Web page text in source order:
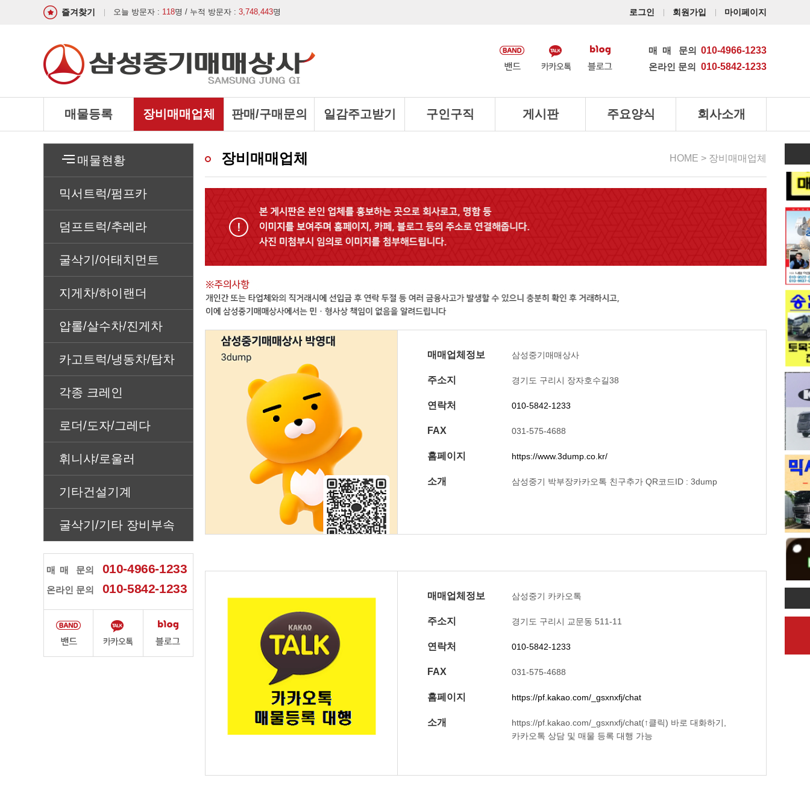
즐겨찾기 오늘 방문자 : 118명 / 누적 방문자 : 3,748,443명 로그인 회원가입 마이페이지
매매 문의 010-4966-1233
온라인 문의 010-5842-1233
매물등록 장비매매업체 판매/구매문의 일감주고받기 구인구직 게시판 주요양식 회사소개
매물현황
믹서트럭/펌프카
덤프트럭/추레라
굴삭기/어태치먼트
지게차/하이랜더
압롤/살수차/진게차
카고트럭/냉동차/탑차
각종 크레인
로더/도자/그레다
휘니샤/로울러
기타건설기계
굴삭기/기타 장비부속
매매 문의 010-4966-1233
온라인 문의 010-5842-1233
HOME > 장비매매업체
장비매매업체
매매업체정보 삼성중기매매상사
주소지 경기도 구리시 장자호수길38
연락처 010-5842-1233
FAX 031-575-4688
홈페이지 https://www.3dump.co.kr/
소개 삼성중기 박부장카카오톡 친구추가 QR코드ID : 3dump
매매업체정보 삼성중기 카카오톡
주소지 경기도 구리시 교문동 511-11
연락처 010-5842-1233
FAX 031-575-4688
홈페이지 https://pf.kakao.com/_gsxnxfj/chat
소개
https://pf.kakao.com/_gsxnxfj/chat(↑클릭) 바로 대화하기,
카카오톡 상담 및 매물 등록 대행 가능